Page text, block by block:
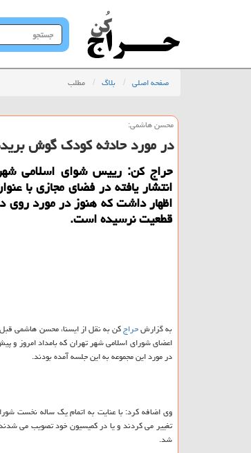
جستجو
در
صفحه اصلی بلاگ مطلب
محسن هاشمی:
در مورد حادثه كودك گوش
حراج كن: رییس شوای اسلامی
اظهار داشت كه هنوز در مورد روی
قطعیت نرسیده است.
به گزارشحراجكن به نقل از ایسنا، محسن هاشمی
اعضای شورای اسلامی شهر تهران كه بامداد امروز و
در مورد این مجموعه به این جلسه آمده بودند.
وی اضافه كرد: با عنایت به اتمام یك ساله نخست
شد.